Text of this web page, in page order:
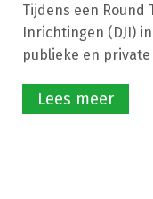
Tijdens een Round
Inrichtingen (DJI)
publieke en private
Lees meer